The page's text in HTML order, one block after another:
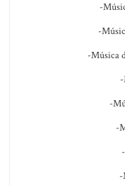
-
-
-Música
-
-
-